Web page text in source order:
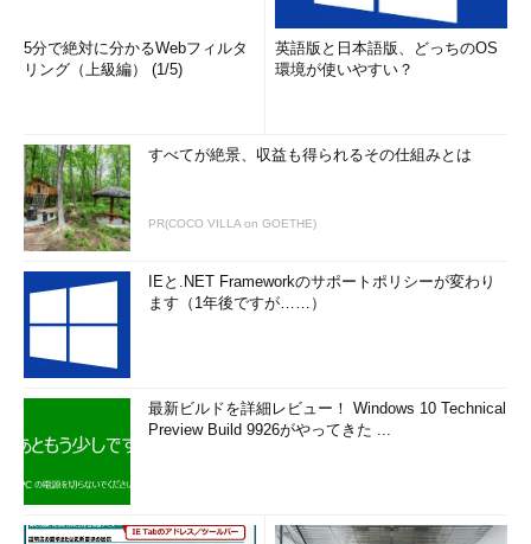
5分で絶対に分かるWebフィルタ
リング（上級編） (1/5)
英語版と日本語版、どっちのOS
環境が使いやすい？
すべてが絶景、収益も得られるその仕組みとは
PR(COCO VILLA on GOETHE)
IEと.NET Frameworkのサポートポリシーが変わり
ます（1年後ですが……）
最新ビルドを詳細レビュー！ Windows 10 Technical
Preview Build 9926がやってきた ...